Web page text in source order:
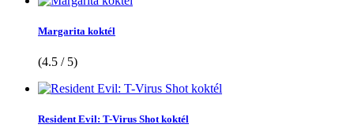
Margarita koktél
(4.5 / 5)
Resident Evil: T-Virus Shot koktél